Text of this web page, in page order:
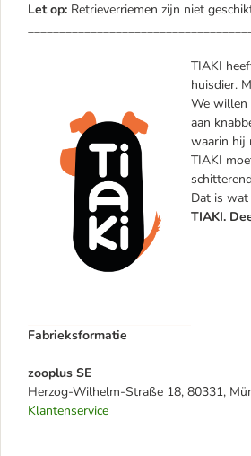
Let op: Retrieverriemen zijn niet
TIAKI
huisdier.
We willen
aan
waarin hij
TIAKI
Dat is
TIAKI.
Fabrieksformatie
zooplus SE
Herzog-Wilhelm-Straße 18, 80331,
Klantenservice